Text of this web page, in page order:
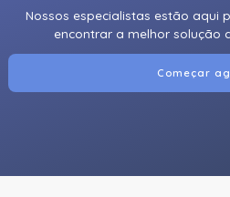
Nossos especialistas estão aqui
encontrar a melhor solução
Começar